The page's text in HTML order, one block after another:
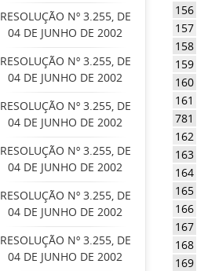
RESOLUÇÃO Nº 3.255, DE
04 DE JUNHO DE 2002
RESOLUÇÃO Nº 3.255, DE
04 DE JUNHO DE 2002
RESOLUÇÃO Nº 3.255, DE
04 DE JUNHO DE 2002
RESOLUÇÃO Nº 3.255, DE
04 DE JUNHO DE 2002
RESOLUÇÃO Nº 3.255, DE
04 DE JUNHO DE 2002
RESOLUÇÃO Nº 3.255, DE
04 DE JUNHO DE 2002
156
157
158
159
160
161
781
162
163
164
165
166
167
168
169